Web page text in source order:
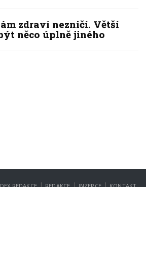
zdraví nezničí. Větší
něco úplně jiného
REDAKCE | REDAKCE | INZERCE | KONTAKT